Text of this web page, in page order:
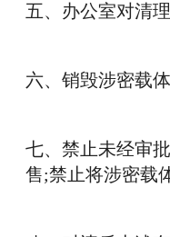
五、办公室对清
六、销毁涉密载
七、禁止未经审
售;禁止将涉密载